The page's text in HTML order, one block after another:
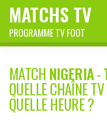
MATCHS TV
PROGRAMME TV FOOT
MATCH NIGERIA-
QUELLE CHAÎNE
QUELLE HEURE ?